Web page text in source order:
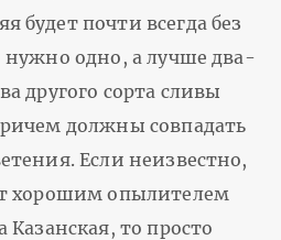
будет почти всегда без
нужно одно, а лучше два-
другого сорта сливы
должны совпадать
Если неизвестно,
хорошим опылителем
Казанская, то просто